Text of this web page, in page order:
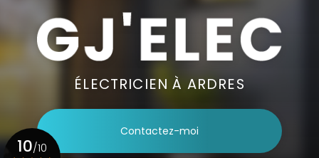
ÉLECTRICIEN À ARDRES
Contactez-moi
10/10